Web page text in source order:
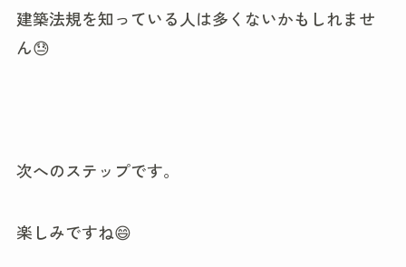
建築法規を知っている人は多くないかもしれませ
ん😓
次へのステップです。
楽しみですね😄